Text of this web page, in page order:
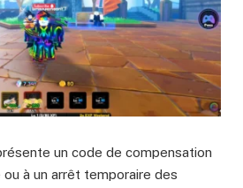
un code de compensation
ou à un arrêt temporaire des